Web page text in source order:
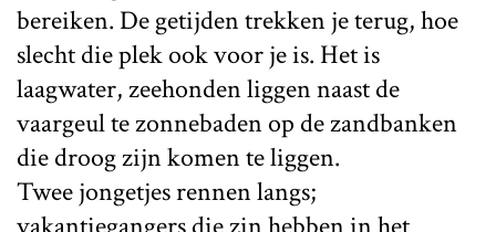
bereiken. De getijden trekken je terug, hoe
slecht die plek ook voor je is. Het is
laagwater, zeehonden liggen naast de
vaargeul te zonnebaden op de zandbanken
die droog zijn komen te liggen.
Twee jongetjes rennen langs;